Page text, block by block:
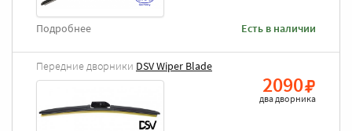
Есть в наличии
Подробнее
Передние дворники DSV Wiper Blade
2090
два дворника